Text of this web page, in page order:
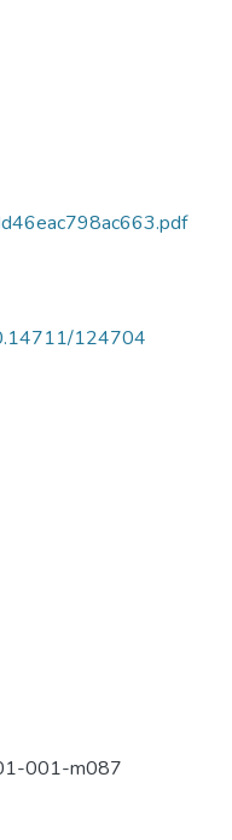
124704
001-m087